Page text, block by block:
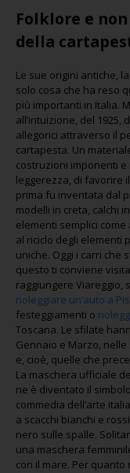
Folklore e
della
Le sue origini antiche,
solo cosa che ha reso
più importanti in Italia.
all’intuizione, del
allegorici attraverso il
cartapesta. Un
costruzioni imponenti
leggerezza, di favorire
prima fu inventata dal
modelli in creta, calchi
elementi semplici
al riciclo degli elementi
uniche. Oggi i carri
questo ti conviene
raggiungere Viareggio,
noleggiare un’auto a
festeggiamenti o
Toscana. Le sfilate
Gennaio e Marzo,
e, cioè, quelle che
La maschera ufficiale
ne è diventato il
commedia dell’arte
a scacchi bianchi e
nero sulle spalle.
una maschera
con il mare. Per